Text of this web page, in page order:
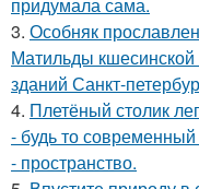
3. Особняк
Матильды
зданий Санкт-
4. Плетёный столик
- будь то
- пространство.